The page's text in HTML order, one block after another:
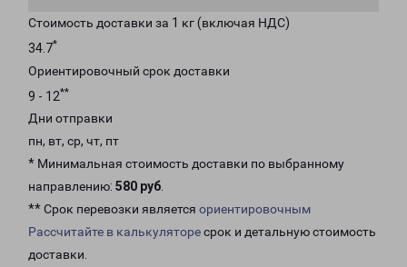
Стоимость доставки за 1 кг (включая НДС)
34.7*
Ориентировочный срок доставки
9 - 12**
Дни отправки
пн, вт, ср, чт, пт
* Минимальная стоимость доставки по выбранному
направлению: 580 руб.
** Срок перевозки является ориентировочным
Рассчитайте в калькуляторесрок и детальную стоимость
доставки.